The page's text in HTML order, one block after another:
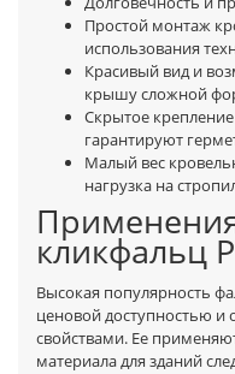
Простой монтаж
использования
Красивый вид и
крышу сложной
Скрытое крепление
гарантируют
Малый вес
нагрузка на
кликфальц
Высокая популярность
ценовой доступностью
свойствами. Ее
материала для зданий